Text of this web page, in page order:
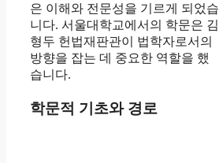
은 이해와 전문성을 기르게 되었습
니다. 서울대학교에서의 학문은 김
형두 헌법재판관이 법학자로서의
방향을 잡는 데 중요한 역할을 했
습니다.
학문적 기초와 경로